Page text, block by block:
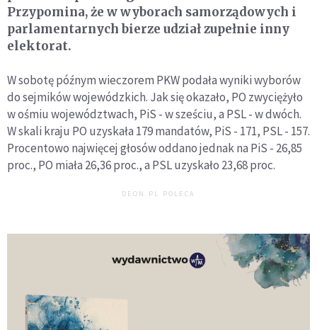
Przypomina, że w wyborach samorządowych i
parlamentarnych bierze udział zupełnie inny
elektorat.
W sobotę późnym wieczorem PKW podała wyniki wyborów
do sejmików wojewódzkich. Jak się okazało, PO zwyciężyło
w ośmiu województwach, PiS - w sześciu, a PSL - w dwóch.
W skali kraju PO uzyskała 179 mandatów, PiS - 171, PSL - 157.
Procentowo najwięcej głosów oddano jednak na PiS - 26,85
proc., PO miała 26,36 proc., a PSL uzyskało 23,68 proc.
DEON.PL POLECA